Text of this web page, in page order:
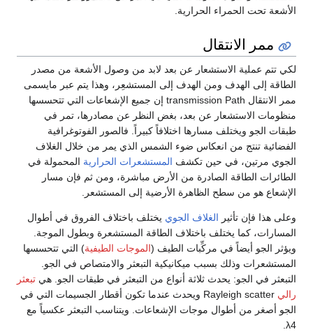
الأشعة تحت الحمراء الحرارية.
ممر الانتقال
لكي تتم عملية الاستشعار عن بعد لابد من وصول الأشعة من مصدر
الطاقة إلى الهدف ومن الهدف إلى المستشعِر، وهذا يتم عبر مايسمى
ممر الانتقال transmission Path إن جميع الإشعاعات التي تتحسسها
منظومات الاستشعار عن بعد، بغض النظر عن مصادرها، تمر في
طبقات الجو ويختلف مسارها اختلافاً كبيراً. فالصور الفوتوغرافية
الفضائية تنتج من انعكاس ضوء الشمس الذي يمر من خلال الغلاف
الجوي مرتين، في حين تكشف المستشعرات الحرارية المحمولة في
الطائرات الطاقة الصادرة من الأرض مباشرة، ومن ثم فإن مسار
الإشعاع هو من سطح الظاهرة الأرضية إلى المستشعر.
وعلى هذا فإن تأثير الغلاف الجوي يختلف باختلاف الفروق في أطوال
المسارات، كما يختلف باختلاف الطاقة المستشعرة وبطول الموجة.
ويؤثر الجو أيضاً في مركِّبات الطيف (الموجات الطيفية) التي تتحسسها
المستشعرات وذلك بسبب ميكانيكية التبعثر والامتصاص في الجو.
التبعثر في الجو: يحدث ثلاثة أنواع من التبعثر في طبقات الجو. هي تبعثر
رالي
Rayleigh scatter ويحدث عندما تكون أقطار الجسيمات التي في
الجو أصغر من أطوال موجات الإشعاعات. ويتناسب التبعثر عكسياً مع
λ4.